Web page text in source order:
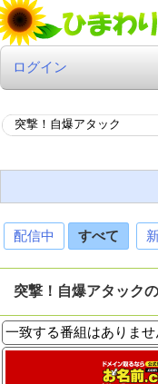
ログイン
配信中 すべて
突撃！自爆アタック
一致する番組はありませ